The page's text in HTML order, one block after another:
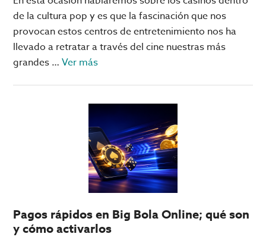
están
en
las
de la cultura pop y es que la fascinación que nos
provocan estos centros de entretenimiento nos ha
llevado a retratar a través del cine nuestras más
grandes …Ver másacerca
conoces
esta
película
clásica
sobre
casinos?
Pagos rápidos en Big Bola Online; qué son
y cómo activarlos